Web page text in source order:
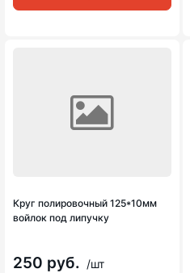
Круг полировочный 125*10мм
войлок под липучку
250 руб. /шт